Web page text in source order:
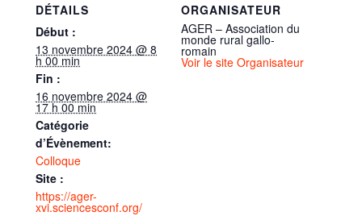
DÉTAILS
Début :
13 novembre 2024 @ 8
h 00 min
Fin :
16 novembre 2024 @
17 h 00 min
Catégorie
d’Évènement:
Colloque
Site :
https://ager-
xvi.sciencesconf.org/
ORGANISATEUR
AGER – Association du
monde rural gallo-
romain
Voir le site Organisateur